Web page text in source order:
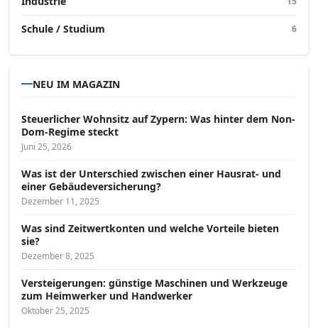
Schule / Studium 6
NEU IM MAGAZIN
Steuerlicher Wohnsitz auf Zypern: Was hinter dem Non-
Dom-Regime steckt
Juni 25, 2026
Was ist der Unterschied zwischen einer Hausrat- und
einer Gebäudeversicherung?
Dezember 11, 2025
Was sind Zeitwertkonten und welche Vorteile bieten
sie?
Dezember 8, 2025
Versteigerungen: günstige Maschinen und Werkzeuge
zum Heimwerker und Handwerker
Oktober 25, 2025